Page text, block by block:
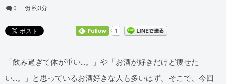
0 約3分
1
「飲み過ぎて体が重い…。」や「お酒が好きだけど痩せた
い…。」と思っているお酒好きな人も多いはず。そこで、今回